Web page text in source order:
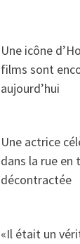
Une icône
films sont
aujourd’hui
Une actrice
dans la rue en
décontractée
«Il était un